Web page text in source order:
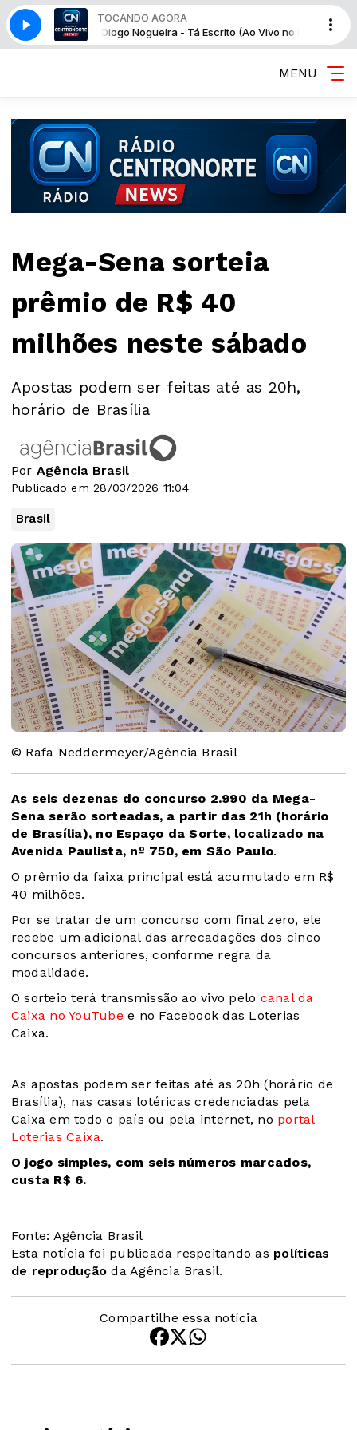
TOCANDO AGORA
Cariocas)Diogo Nogueira - Tá Escrito (Ao Vivo no Noites Cariocas)
MENU
Mega-Sena sorteia
prêmio de R$ 40
milhões neste sábado
Apostas podem ser feitas até as 20h,
horário de Brasília
Por Agência Brasil
Publicado em 28/03/2026 11:04
Brasil
© Rafa Neddermeyer/Agência Brasil
As seis dezenas do concurso 2.990 da Mega-
Sena serão sorteadas, a partir das 21h (horário
de Brasília), no Espaço da Sorte, localizado na
Avenida Paulista, nº 750, em São Paulo.
O prêmio da faixa principal está acumulado em R$
40 milhões.
Por se tratar de um concurso com final zero, ele
recebe um adicional das arrecadações dos cinco
concursos anteriores, conforme regra da
modalidade.
O sorteio terá transmissão ao vivo pelo canal da
Caixa no YouTube e no Facebook das Loterias
Caixa.
As apostas podem ser feitas até as 20h (horário de
Brasília), nas casas lotéricas credenciadas pela
Caixa em todo o país ou pela internet, no portal
Loterias Caixa.
O jogo simples, com seis números marcados,
custa R$ 6.
Fonte: Agência Brasil
Esta notícia foi publicada respeitando as políticas
de reprodução da Agência Brasil.
Compartilhe essa notícia